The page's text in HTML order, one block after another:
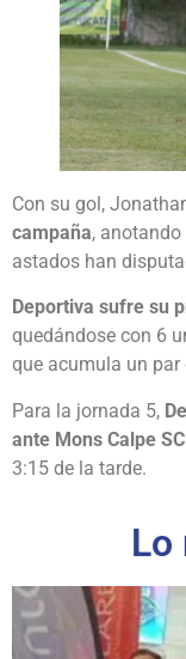
Con su gol,
campaña,
astados han
Deportiva sufre su
quedándose con 6
que acumula un par
Para la jornada 5,
ante Mons Calpe SC
3:15 de la tarde.
Lo